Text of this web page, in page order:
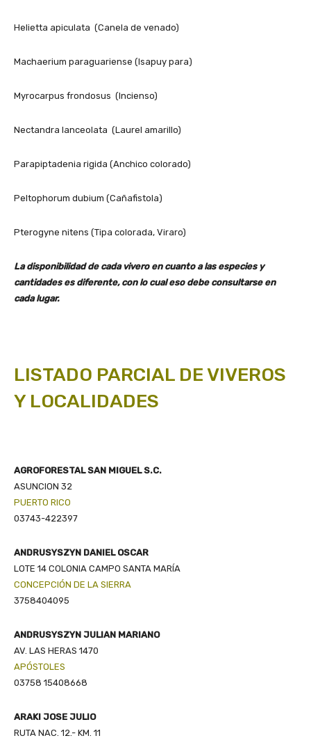
Helietta apiculata (Canela de venado)
Machaerium paraguariense (Isapuy para)
Myrocarpus frondosus (Incienso)
Nectandra lanceolata (Laurel amarillo)
Parapiptadenia rigida (Anchico colorado)
Peltophorum dubium (Cañafistola)
Pterogyne nitens (Tipa colorada, Viraro)
La disponibilidad de cada vivero en cuanto a las especies y
cantidades es diferente, con lo cual eso debe consultarse en
cada lugar.
LISTADO PARCIAL DE VIVEROS
Y LOCALIDADES
AGROFORESTAL SAN MIGUEL S.C.
ASUNCION 32
PUERTO RICO
03743-422397
ANDRUSYSZYN DANIEL OSCAR
LOTE 14 COLONIA CAMPO SANTA MARÍA
CONCEPCIÓN DE LA SIERRA
3758404095
ANDRUSYSZYN JULIAN MARIANO
AV. LAS HERAS 1470
APÓSTOLES
03758 15408668
ARAKI JOSE JULIO
RUTA NAC. 12.- KM. 11